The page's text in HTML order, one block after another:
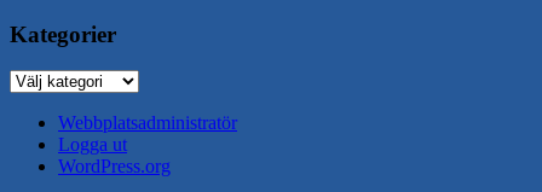
Kategorier
Kategorier
Webbplatsadministratör
Logga ut
WordPress.org